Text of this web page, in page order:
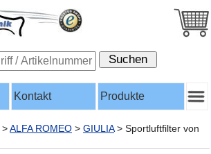
Kontakt Produkte
>ALFA ROMEO > GIULIA > Sportluftfilter von